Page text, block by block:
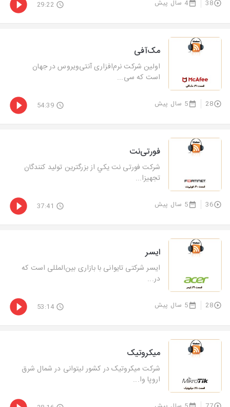
38 4 سال پیش 29:22
مک‌آفی
اولین شرکت نرم‌افزاری آنتی‌ویروس در جهان
است که سی...
28 5 سال پیش 54:39
فورتی‌نت
شرکت فورتی نت يکي از بزرگترين توليد کنندگان
تجهيزا...
36 5 سال پیش 37:41
ایسر
ایسر شرکتی تایوانی با بازاری بین‌المللی است که
در...
28 5 سال پیش 53:14
میکروتیک
شرکت میکروتیک در کشور لیتوانی در شمال شرق
اروپا وا...